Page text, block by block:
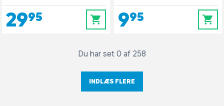
29,95 0 9,95 0
Du har set 0 af 258
INDLÆS FLERE